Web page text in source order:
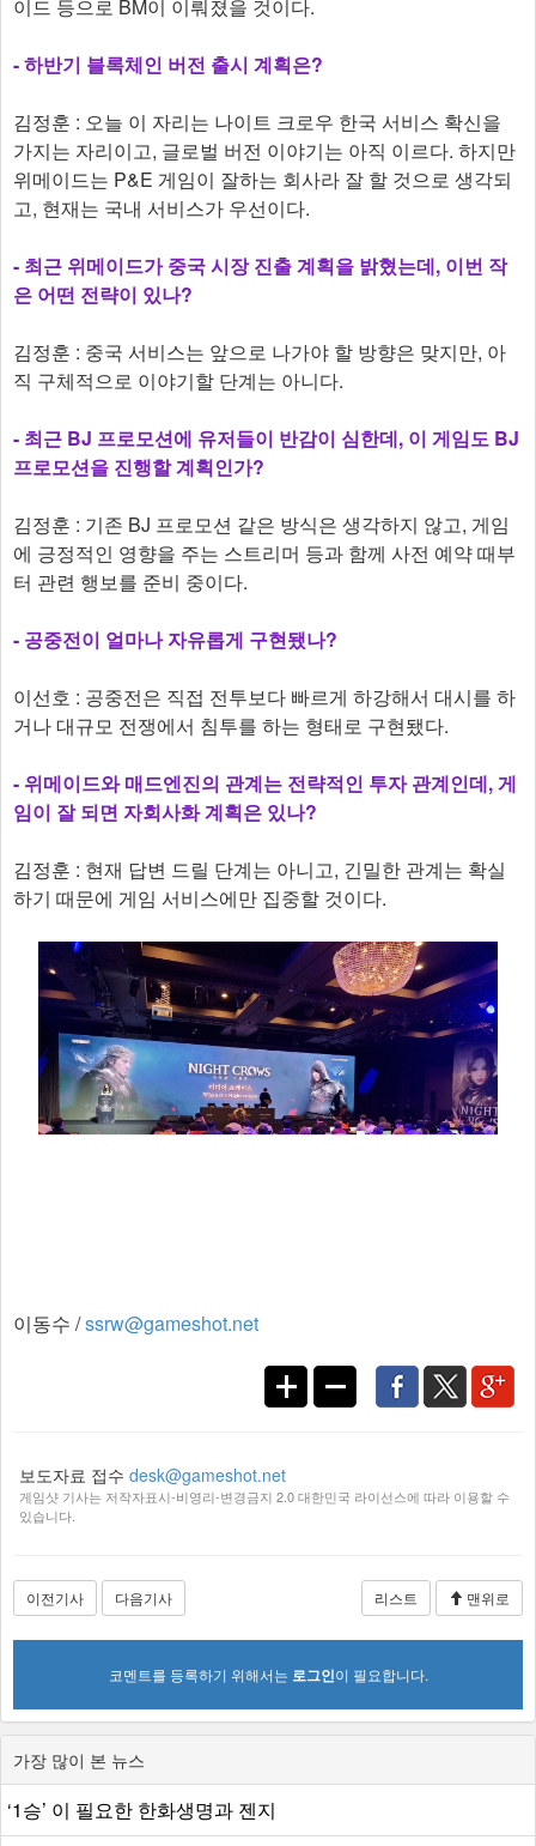
이드 등으로 BM이 이뤄졌을 것이다.
-하반기 블록체인 버전 출시 계획은?
김정훈 : 오늘 이 자리는 나이트 크로우 한국 서비스 확신을
가지는 자리이고, 글로벌 버전 이야기는 아직 이르다. 하지만
위메이드는 P&E 게임이 잘하는 회사라 잘 할 것으로 생각되
고, 현재는 국내 서비스가 우선이다.
- 최근 위메이드가 중국 시장 진출 계획을 밝혔는데, 이번 작
은 어떤 전략이 있나?
김정훈 : 중국 서비스는 앞으로 나가야 할 방향은 맞지만, 아
직 구체적으로 이야기할 단계는 아니다.
- 최근 BJ 프로모션에 유저들이 반감이 심한데, 이 게임도 BJ
프로모션을 진행할 계획인가?
김정훈 : 기존 BJ 프로모션 같은 방식은 생각하지 않고, 게임
에 긍정적인 영향을 주는 스트리머 등과 함께 사전 예약 때부
터 관련 행보를 준비 중이다.
- 공중전이 얼마나 자유롭게 구현됐나?
이선호 : 공중전은 직접 전투보다 빠르게 하강해서 대시를 하
거나 대규모 전쟁에서 침투를 하는 형태로 구현됐다.
- 위메이드와 매드엔진의 관계는 전략적인 투자 관계인데, 게
임이 잘 되면 자회사화 계획은 있나?
김정훈 : 현재 답변 드릴 단계는 아니고, 긴밀한 관계는 확실
하기 때문에 게임 서비스에만 집중할 것이다.
이동수 /ssrw@gameshot.net
보도자료 접수 desk@gameshot.net
게임샷 기사는 저작자표시-비영리-변경금지 2.0 대한민국 라이선스에 따라 이용할 수
있습니다.
이전기사 다음기사 리스트 맨위로
코멘트를 등록하기 위해서는 로그인이 필요합니다.
가장 많이 본 뉴스
‘1승’ 이 필요한 한화생명과 젠지